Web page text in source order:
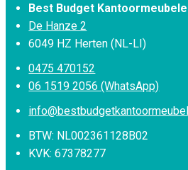
Best Budget
De Hanze 2
6049 HZ Herten (NL-LI)
0475 470152
06 1519 2056 (WhatsApp)
BTW: NL002361128B02
KVK: 67378277